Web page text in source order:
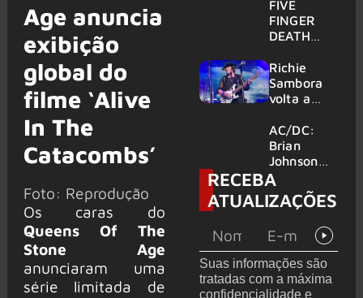
Age anuncia
exibição
global do
filme ‘Alive
In The
Catacombs’
Foto: Reprodução
Os caras do
Queens Of The
Stone Age
anunciaram uma
série limitada de
em 2027 é
confirmad
o por
FIVE
FINGER
DEATH
HELLOWE
EN:
Gigantes
anunciados
no Wacken
2027
Richie
Sambora
volta a
clássicos
do Bon
Jovi com o
supergrupo
Kings of
Chaos nos
Unidos
AC/DC:
Brian
Johnson
quase é
atingido
por canhão
RECEBA
ATUALIZAÇÕES
Suas informações são
tratadas com a máxima
confidencialidade e